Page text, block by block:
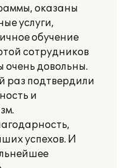
оказаны
услуги,
обучение
сотрудников
довольны.
раз подтвердили
и
успехов. И